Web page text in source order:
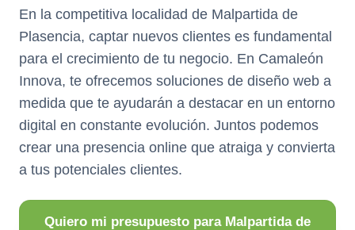
En la competitiva localidad de Malpartida de
Plasencia, captar nuevos clientes es fundamental
para el crecimiento de tu negocio. En Camaleón
Innova, te ofrecemos soluciones de diseño web a
medida que te ayudarán a destacar en un entorno
digital en constante evolución. Juntos podemos
crear una presencia online que atraiga y convierta
a tus potenciales clientes.
Quiero mi presupuesto para Malpartida de